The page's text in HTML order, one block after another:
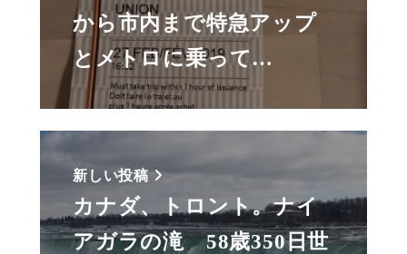
から市内まで特急アップ
とメトロに乗って…
新しい投稿
カナダ、トロント。ナイ
アガラの滝 58歳350日世